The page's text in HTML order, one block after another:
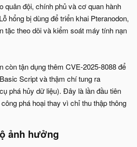
quân đội, chính phủ và cơ quan hành
hổng bị dùng để triển khai Pteranodon,
tặc theo dõi và kiểm soát máy tính nạn
còn tận dụng thêm CVE-2025-8088 để
Script và thậm chí tung ra
phá hủy dữ liệu). Đây là lần đầu tiên
phá hoại thay vì chỉ thu thập thông
ảnh hưởng​